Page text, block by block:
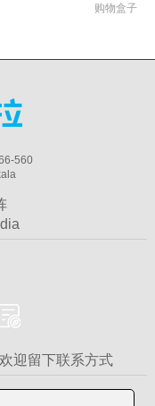
购物盒子
560
迎留下联系方式